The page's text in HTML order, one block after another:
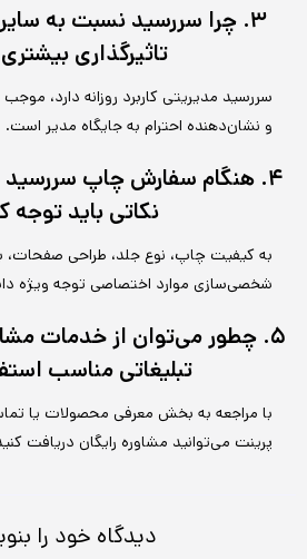
۳. چرا سررسید نسبت به
تاثیرگذاری
سررسید مدیریتی کاربرد روزانه دارد،
و نشان‌دهنده احترام به جایگاه مدیر است.
۴. هنگام سفارش چاپ سررسید
نکاتی باید توجه
به کیفیت چاپ، نوع جلد، طراحی صفحات،
شخصی‌سازی موارد اختصاصی توجه ویژه
۵. چطور می‌توان از خدمات
تبلیغاتی مناسب
با مراجعه به بخش معرفی محصولات یا
پرینت می‌توانید مشاوره رایگان دریافت
دیدگاه‌ خود را